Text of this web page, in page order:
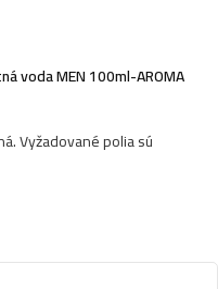
voda MEN 100ml-AROMA
Vyžadované polia sú